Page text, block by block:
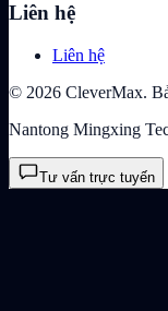
Liên hệ
Liên hệ
© 2026 CleverMax.
Nantong Mingxing
Tư vấn trực tuyến